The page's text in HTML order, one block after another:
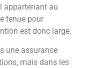
appartenant au
tenue pour
est donc large.
une assurance
mais dans les